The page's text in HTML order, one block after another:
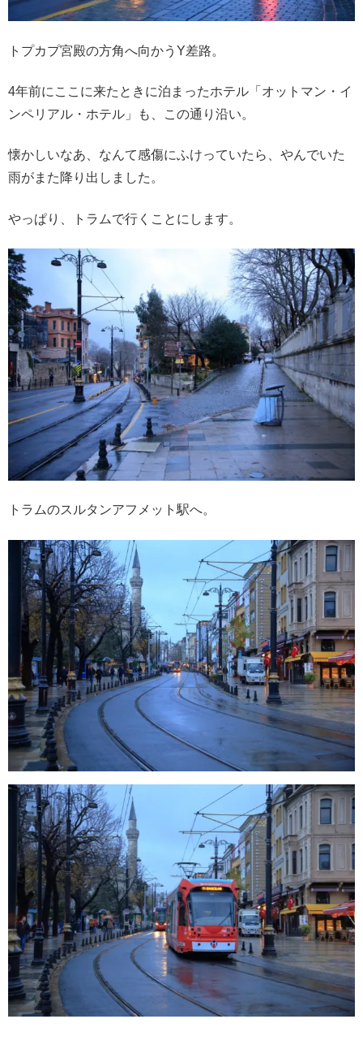
トプカプ宮殿の方角へ向かうY差路。
4年前にここに来たときに泊まったホテル「オットマン・イ
ンペリアル・ホテル」も、この通り沿い。
懐かしいなあ、なんて感傷にふけっていたら、やんでいた
雨がまた降り出しました。
やっぱり、トラムで行くことにします。
トラムのスルタンアフメット駅へ。